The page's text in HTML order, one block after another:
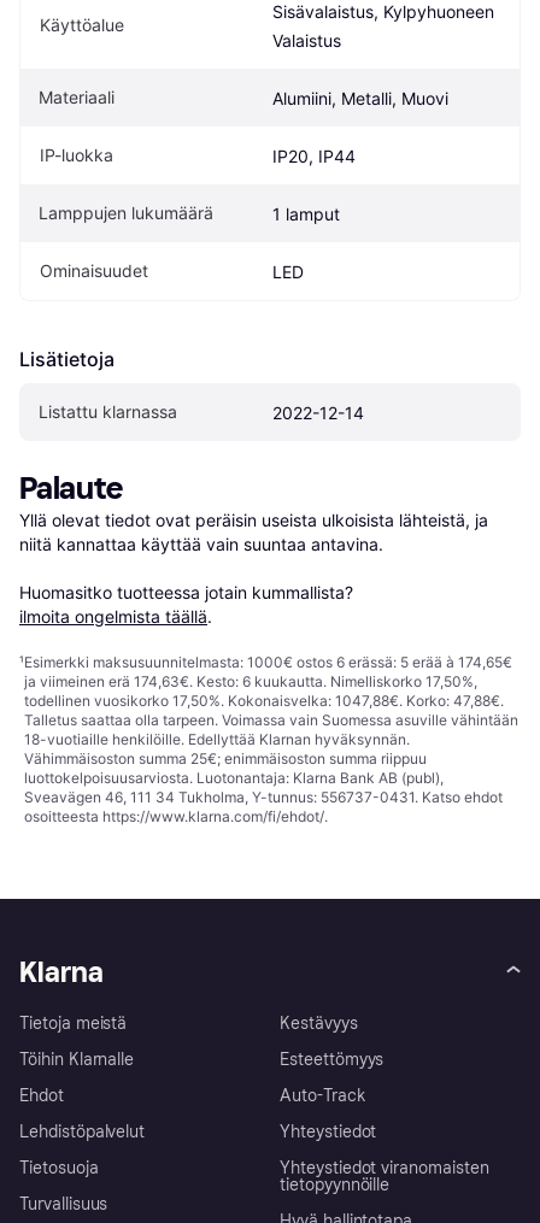
Käyttöalue
Sisävalaistus, Kylpyhuoneen
Valaistus
Materiaali Alumiini, Metalli, Muovi
IP-luokka IP20, IP44
Lamppujen lukumäärä 1 lamput
Ominaisuudet LED
Lisätietoja
Listattu klarnassa 2022-12-14
Palaute
Yllä olevat tiedot ovat peräisin useista ulkoisista lähteistä, ja
niitä kannattaa käyttää vain suuntaa antavina.
Huomasitko tuotteessa jotain kummallista?
ilmoita ongelmista täällä.
¹Esimerkki maksusuunnitelmasta: 1000€ ostos 6 erässä: 5 erää à 174,65€
ja viimeinen erä 174,63€. Kesto: 6 kuukautta. Nimelliskorko 17,50%,
todellinen vuosikorko 17,50%. Kokonaisvelka: 1047,88€. Korko: 47,88€.
Talletus saattaa olla tarpeen. Voimassa vain Suomessa asuville vähintään
18-vuotiaille henkilöille. Edellyttää Klarnan hyväksynnän.
Vähimmäisoston summa 25€; enimmäisoston summa riippuu
luottokelpoisuusarviosta. Luotonantaja: Klarna Bank AB (publ),
Sveavägen 46, 111 34 Tukholma, Y-tunnus: 556737-0431. Katso ehdot
osoitteesta https://www.klarna.com/fi/ehdot/.
Klarna
Tietoja meistä
Töihin Klarnalle
Ehdot
Lehdistöpalvelut
Tietosuoja
Turvallisuus
Kestävyys
Esteettömyys
Auto-Track
Yhteystiedot
Yhteystiedot viranomaisten
tietopyynnöille